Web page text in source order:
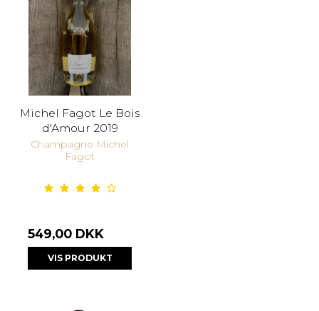
Michel Fagot Le Bois
d'Amour 2019
Champagne Michel
Fagot
549,00 DKK
VIS PRODUKT